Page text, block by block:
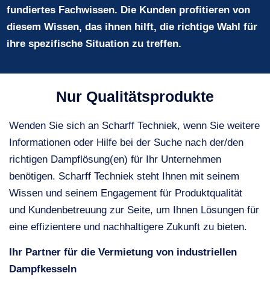
fundiertes Fachwissen. Die Kunden profitieren von
diesem Wissen, das ihnen hilft, die richtige Wahl für
ihre spezifische Situation zu treffen.
Nur Qualitätsprodukte
Wenden Sie sich an Scharff Techniek, wenn Sie weitere
Informationen oder Hilfe bei der Suche nach der/den
richtigen Dampflösung(en) für Ihr Unternehmen
benötigen. Scharff Techniek steht Ihnen mit seinem
Wissen und seinem Engagement für Produktqualität
und Kundenbetreuung zur Seite, um Ihnen Lösungen für
eine effizientere und nachhaltigere Zukunft zu bieten.
Ihr Partner für die Vermietung von industriellen
Dampfkesseln